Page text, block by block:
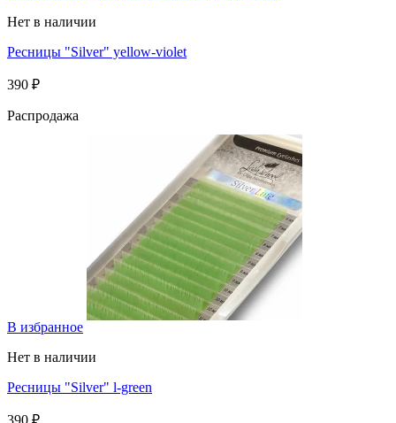
Нет в наличии
Ресницы "Silver" yellow-violet
390 ₽
Распродажа
В избранное
Нет в наличии
Ресницы "Silver" l-green
390 ₽